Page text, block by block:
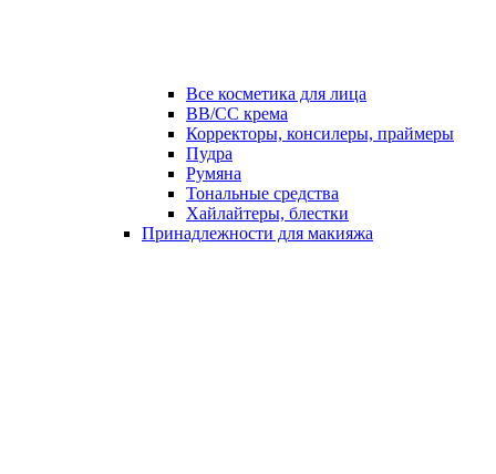
Все косметика для лица
ВВ/СС крема
Корректоры, консилеры, праймеры
Пудра
Румяна
Тональные средства
Хайлайтеры, блестки
Принадлежности для макияжа